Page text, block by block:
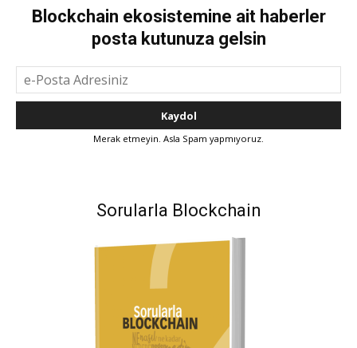
Blockchain ekosistemine ait haberler
posta kutunuza gelsin
Merak etmeyin. Asla Spam yapmıyoruz.
Sorularla Blockchain